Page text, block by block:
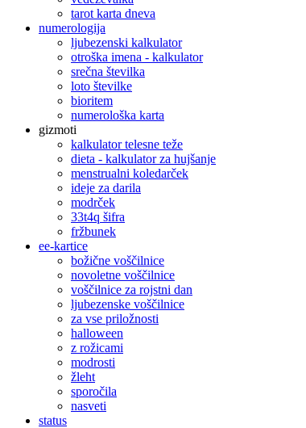
tarot karta dneva
numerologija
ljubezenski kalkulator
otroška imena - kalkulator
srečna številka
loto številke
bioritem
numerološka karta
gizmoti
kalkulator telesne teže
dieta - kalkulator za hujšanje
menstrualni koledarček
ideje za darila
modrček
33t4q šifra
fržbunek
ee-kartice
božične voščilnice
novoletne voščilnice
voščilnice za rojstni dan
ljubezenske voščilnice
za vse priložnosti
halloween
z rožicami
modrosti
žleht
sporočila
nasveti
status